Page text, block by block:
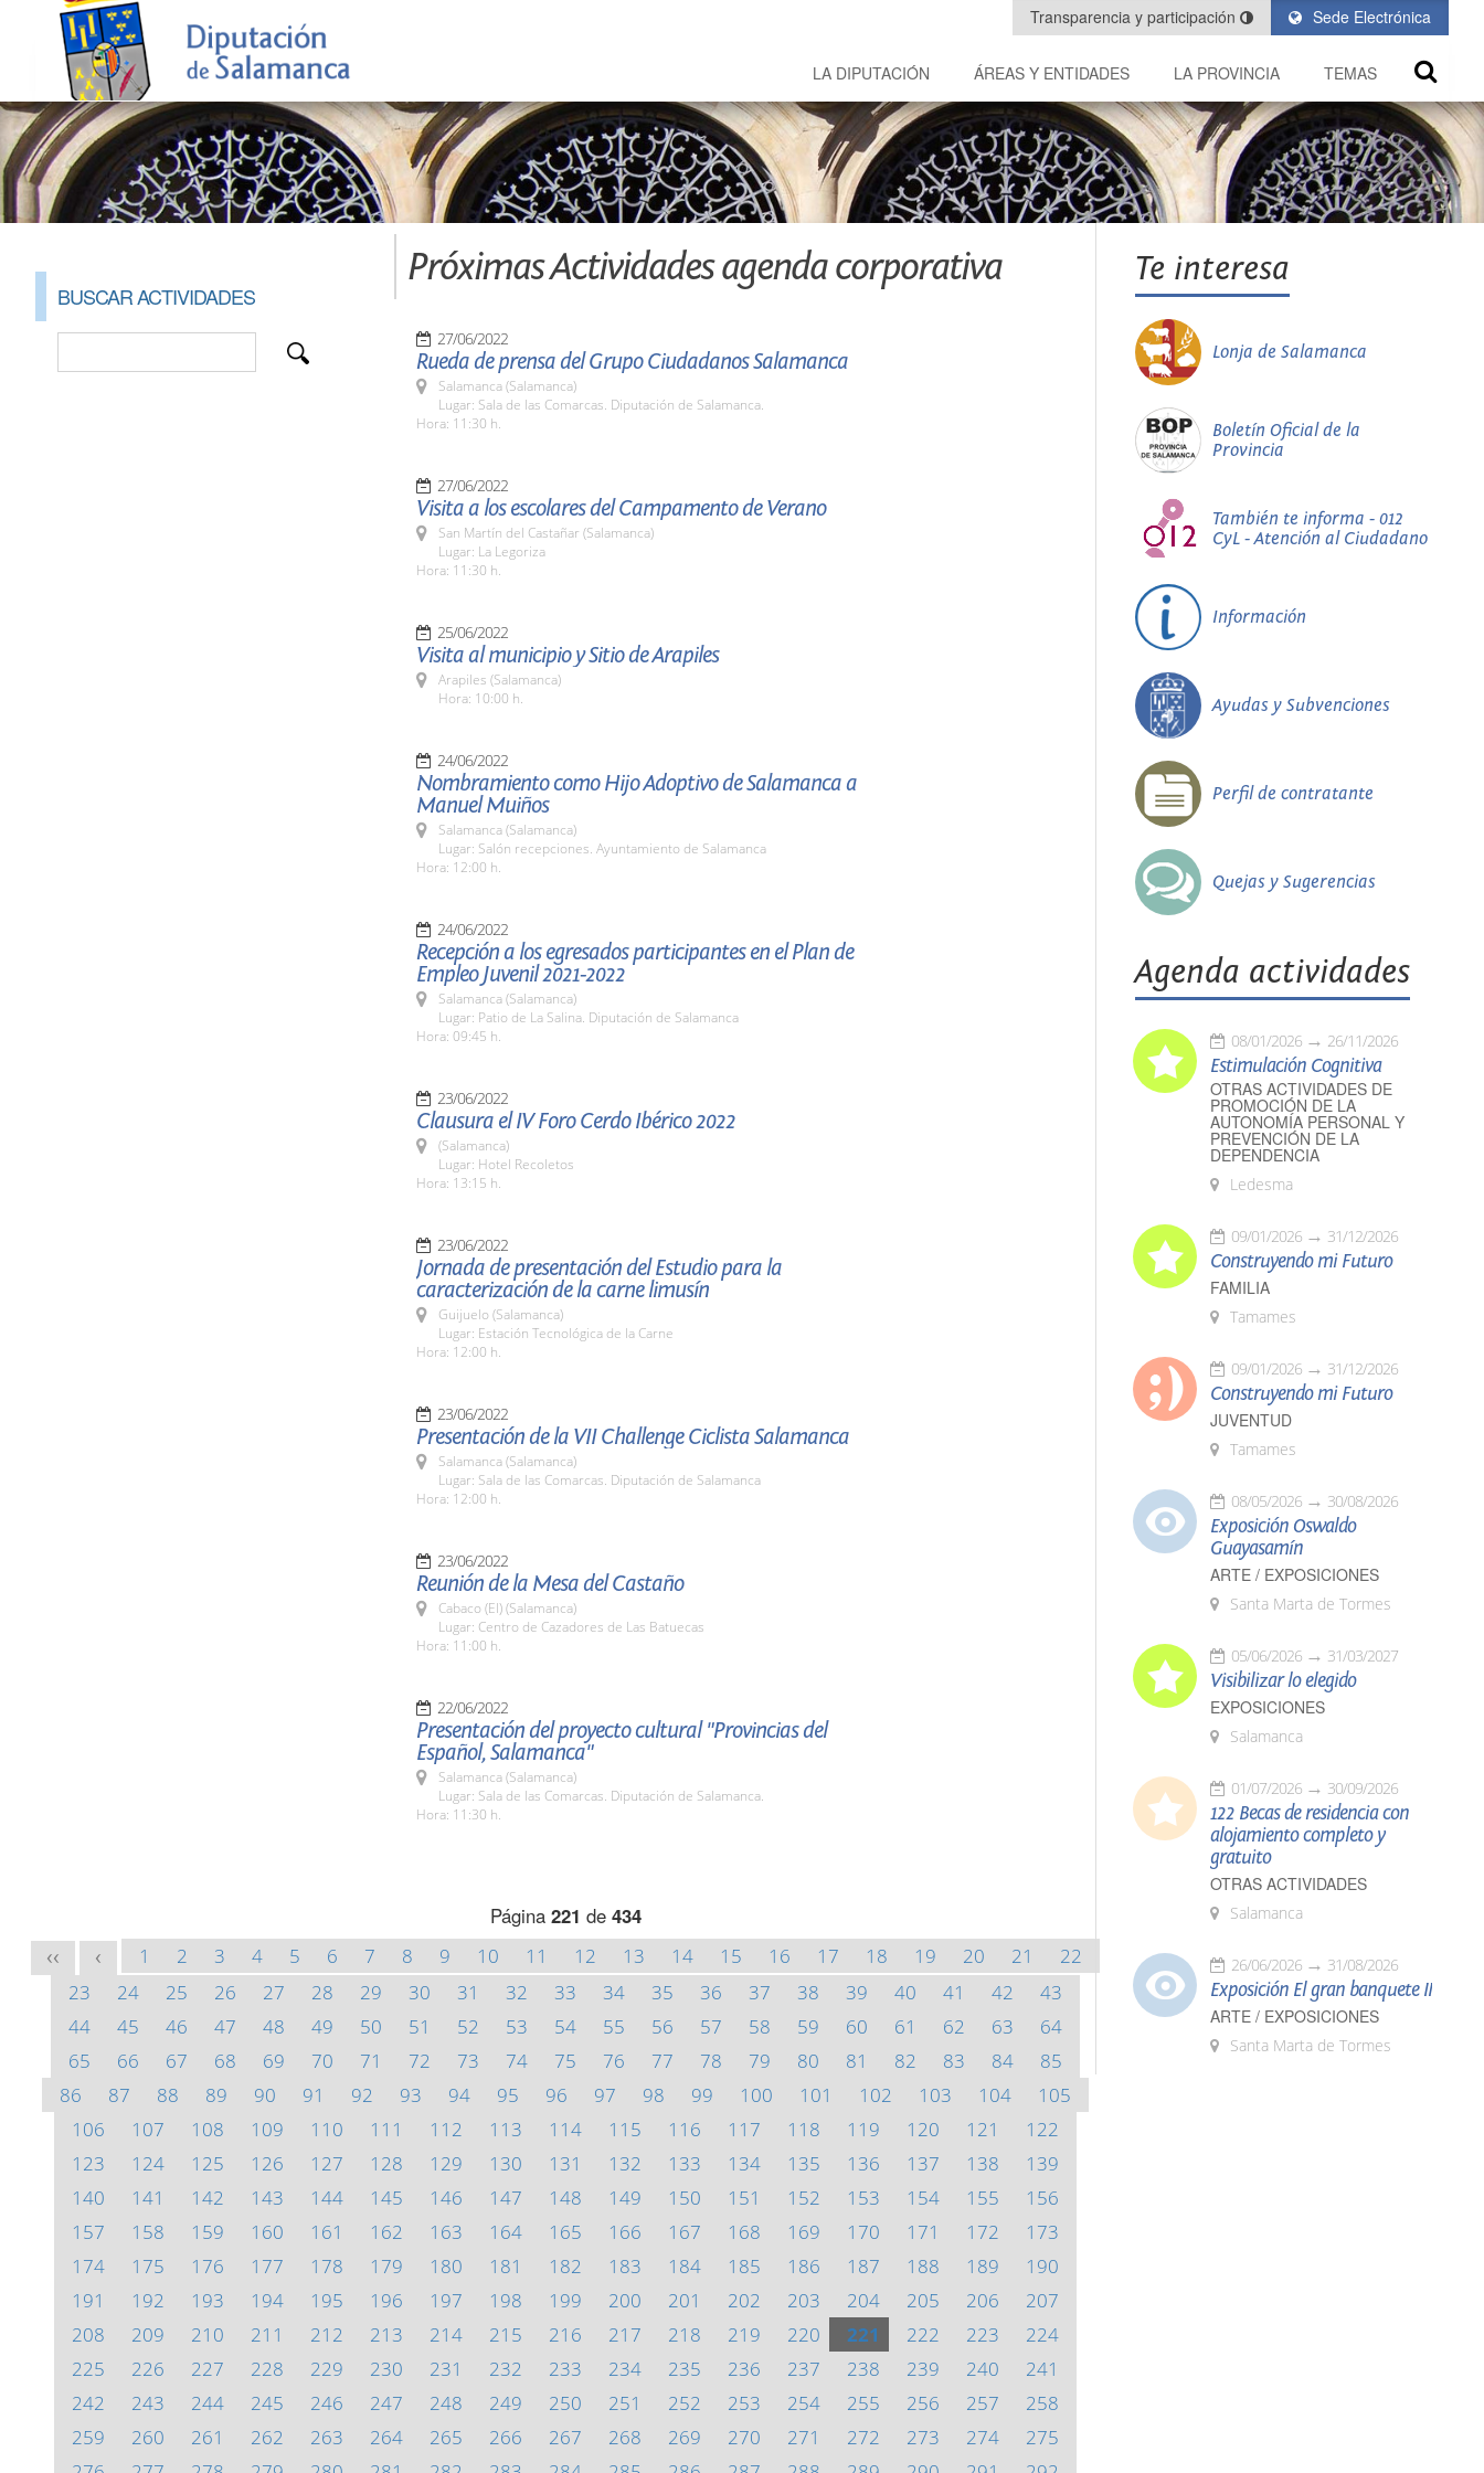
Sede Electrónica
Transparencia y participación
LA DIPUTACIÓN ÁREAS Y ENTIDADES LA PROVINCIA TEMAS
BUSCAR ACTIVIDADES
Próximas Actividades agenda corporativa
27/06/2022
Rueda de prensa del Grupo Ciudadanos Salamanca
Salamanca (Salamanca)
Lugar: Sala de las Comarcas. Diputación de Salamanca.
Hora: 11:30 h.
27/06/2022
Visita a los escolares del Campamento de Verano
San Martín del Castañar (Salamanca)
Lugar: La Legoriza
Hora: 11:30 h.
25/06/2022
Visita al municipio y Sitio de Arapiles
Arapiles (Salamanca)
Hora: 10:00 h.
24/06/2022
Nombramiento como Hijo Adoptivo de Salamanca a
Manuel Muiños
Salamanca (Salamanca)
Lugar: Salón recepciones. Ayuntamiento de Salamanca
Hora: 12:00 h.
24/06/2022
Recepción a los egresados participantes en el Plan de
Empleo Juvenil 2021-2022
Salamanca (Salamanca)
Lugar: Patio de La Salina. Diputación de Salamanca
Hora: 09:45 h.
23/06/2022
Clausura el IV Foro Cerdo Ibérico 2022
(Salamanca)
Lugar: Hotel Recoletos
Hora: 13:15 h.
23/06/2022
Jornada de presentación del Estudio para la
caracterización de la carne limusín
Guijuelo (Salamanca)
Lugar: Estación Tecnológica de la Carne
Hora: 12:00 h.
23/06/2022
Presentación de la VII Challenge Ciclista Salamanca
Salamanca (Salamanca)
Lugar: Sala de las Comarcas. Diputación de Salamanca
Hora: 12:00 h.
23/06/2022
Reunión de la Mesa del Castaño
Cabaco (El) (Salamanca)
Lugar: Centro de Cazadores de Las Batuecas
Hora: 11:00 h.
22/06/2022
Presentación del proyecto cultural "Provincias del
Español, Salamanca"
Salamanca (Salamanca)
Lugar: Sala de las Comarcas. Diputación de Salamanca.
Hora: 11:30 h.
Página 221 de 434
<< < 1 2 3 4 5 6 7 8 9 10 11 12 13 14 15 16 17 18 19 20 21
22
23
24 25 26 27 28 29 30 31 32 33 34 35 36 37 38 39 40 41 42
43
44
45 46 47 48 49 50 51 52 53 54 55 56 57 58 59 60 61 62 63
64
65
66 67 68 69 70 71 72 73 74 75 76 77 78 79 80 81 82 83 84
85
86
87 88 89 90 91 92 93 94 95 96 97 98 99 100 101 102 103 104
105
106
107 108 109 110 111 112 113 114 115 116 117 118 119 120 121
122
123
124 125 126 127 128 129 130 131 132 133 134 135 136 137 138
139
140
141 142 143 144 145 146 147 148 149 150 151 152 153 154 155
156
157
158 159 160 161 162 163 164 165 166 167 168 169 170 171 172
173
174
175 176 177 178 179 180 181 182 183 184 185 186 187 188 189
190
191
192 193 194 195 196 197 198 199 200 201 202 203 204 205 206
207
208
209 210 211 212 213 214 215 216 217 218 219 220 221 222 223
224
225
226 227 228 229 230 231 232 233 234 235 236 237 238 239 240
241
242
243 244 245 246 247 248 249 250 251 252 253 254 255 256 257
258
259
260 261 262 263 264 265 266 267 268 269 270 271 272 273 274
275
Te interesa
Lonja de Salamanca
Boletín Oficial de la
Provincia
También te informa - 012
CyL - Atención al Ciudadano
Información
Ayudas y Subvenciones
Perfil de contratante
Quejas y Sugerencias
Agenda actividades
08/01/2026 26/11/2026
Estimulación Cognitiva
OTRAS ACTIVIDADES DE
PROMOCIÓN DE LA
AUTONOMÍA PERSONAL Y
PREVENCIÓN DE LA
DEPENDENCIA
Ledesma
09/01/2026 31/12/2026
Construyendo mi Futuro
FAMILIA
Tamames
09/01/2026 31/12/2026
Construyendo mi Futuro
JUVENTUD
Tamames
08/05/2026 30/08/2026
Exposición Oswaldo
Guayasamín
ARTE / EXPOSICIONES
Santa Marta de Tormes
05/06/2026 31/03/2027
Visibilizar lo elegido
EXPOSICIONES
Salamanca
01/07/2026 30/09/2026
122 Becas de residencia con
alojamiento completo y
gratuito
OTRAS ACTIVIDADES
Salamanca
26/06/2026 31/08/2026
Exposición El gran banquete II
ARTE / EXPOSICIONES
Santa Marta de Tormes